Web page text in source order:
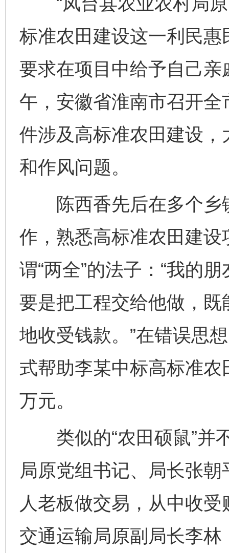
标准农田建设这一利民惠
要求在项目中给予自己
午，安徽省淮南市召开
件涉及高标准农田建设
和作风问题。
陈西香先后在多个乡
作，熟悉高标准农田建
谓“两全”的法子：“我的
要是把工程交给他做，
地收受钱款。”在错误思
式帮助李某中标高标准
万元。
类似的“农田硕鼠”并
局原党组书记、局长张
人老板做交易，从中收
交通运输局原副局长李